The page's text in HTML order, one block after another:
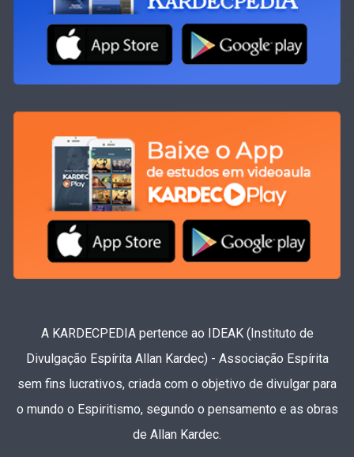
A KARDECPEDIA pertence ao IDEAK (Instituto de
Divulgação Espírita Allan Kardec) - Associação Espírita
sem fins lucrativos, criada com o objetivo de divulgar para
o mundo o Espiritismo, segundo o pensamento e as obras
de Allan Kardec.